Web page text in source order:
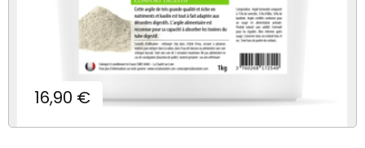
Prix
16,90 €